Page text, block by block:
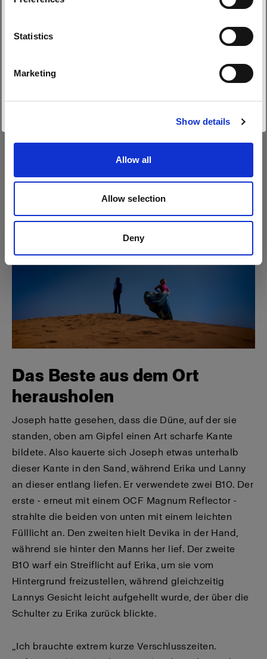
Statistics
Marketing
Show details
Allow all
Allow selection
Deny
Sprache
Website besuchen
Das Beste aus dem Ort
herausholen
Joseph hatte gesehen, dass die Düne, auf der sie
standen, oben am Gipfel einen Art scharfe Kante
bildete. Also kauerte sich Joseph etwas unterhalb
dieser Kante in den Sand, während Erika und Lanny
an dieser entlang liefen. Er verwendete zwei B10. Der
erste - erneut mit einem OCF Magnum Reflector -
strahlte die beiden von unten mit einem leichten
Fülllicht an. Den zweiten hielt Devika in der Hand,
während sie hinter den Manns her lief. Der zweite
B10 warf ein Streiflicht auf Erika, um sie vom
Hintergrund freizustellen, während gleichzeitig
Lannys Gesicht leicht aufgehellt wurde, der über die
Schulter zu Erika zurück blickte.
„Ich brauchte extrem kurze Verschlusszeiten.